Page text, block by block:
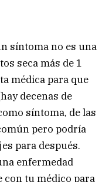
síntoma no es una
seca más de 1
médica para que
decenas de
síntoma, de las
pero podría
para después.
enfermedad
con tu médico para